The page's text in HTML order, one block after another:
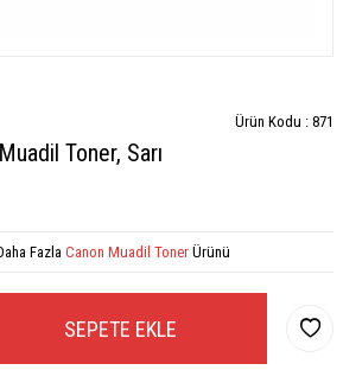
Ürün Kodu : 871
Toner, Sarı
Fazla Canon Muadil Toner Ürünü
SEPETE EKLE